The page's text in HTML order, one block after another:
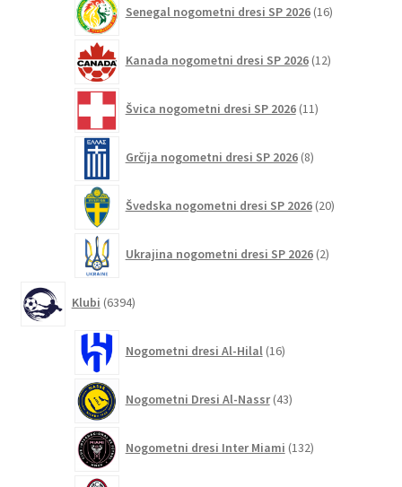
Senegal nogometni dresi SP 2026 16izdelkov
Kanada nogometni dresi SP 2026 12izdelkov
Švica nogometni dresi SP 2026 11izdelkov
Grčija nogometni dresi SP 2026 8izdelkov
Švedska nogometni dresi SP 2026 20izdelkov
Ukrajina nogometni dresi SP 2026 2izdelka
Klubi 6394izdelkov
Nogometni dresi Al-Hilal 16izdelkov
Nogometni Dresi Al-Nassr 43izdelkov
Nogometni dresi Inter Miami 132izdelkov